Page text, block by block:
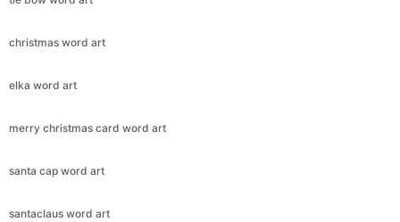
christmas word art
elka word art
merry christmas card word art
santa cap word art
santaclaus word art